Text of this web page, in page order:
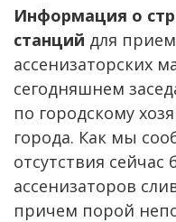
Информация о
станций для
ассенизаторских
сегодняшнем
по городскому
города. Как мы
отсутствия
ассенизаторов
причем порой